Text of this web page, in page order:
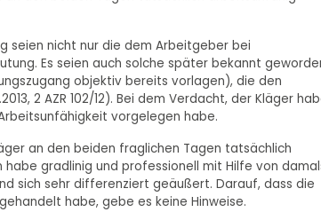
seien nicht nur die dem Arbeitgeber bei
Es seien auch solche später bekannt
objektiv bereits vorlagen), die den
2 AZR 102/12). Bei dem Verdacht, der Kläger
vorgelegen habe.
an den beiden fraglichen Tagen tatsächlich
gradlinig und professionell mit Hilfe von
sich sehr differenziert geäußert. Darauf, dass die
habe, gebe es keine Hinweise.